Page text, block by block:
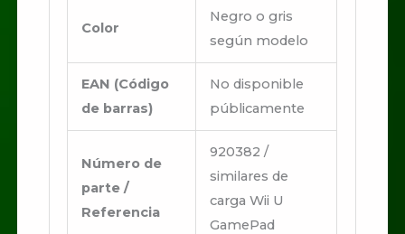
Color
Negro o gris
según modelo
EAN (Código
de barras)
No disponible
públicamente
Número de
parte /
Referencia
920382 /
similares de
carga Wii U
GamePad